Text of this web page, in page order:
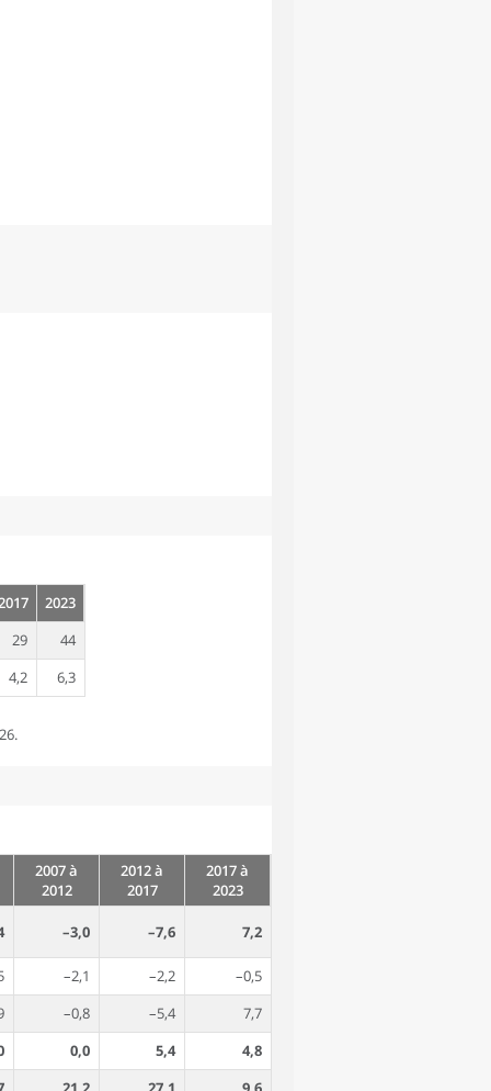
2023
29
44
4,2
6,3
2007 à
2012
2012 à
2017
2017 à
2023
–3,0 –7,6 7,2
–2,1 –2,2
–0,5
–0,8 –5,4
7,7
0,0 5,4
4,8